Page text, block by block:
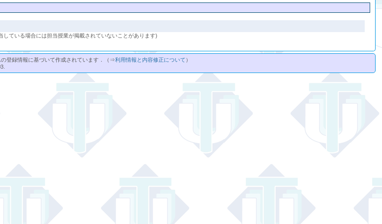
ている場合には担当授業が掲載されていないことがあります)
登録情報に基づいて作成されています．（⇒利用情報と内容修正について ）